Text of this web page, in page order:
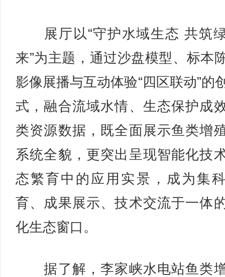
展厅以“守护水域生态 共筑
来”为主题，通过沙盘模型、标本
影像展播与互动体验“四区联动”的
式，融合流域水情、生态保护成
类资源数据，既全面展示鱼类增
系统全貌，更突出呈现智能化技
态繁育中的应用实景，成为集
育、成果展示、技术交流于一体
化生态窗口。
据了解，李家峡水电站鱼类